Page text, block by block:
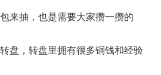
来抽，也是需要大家攒一攒的
盘，转盘里拥有很多铜钱和经验